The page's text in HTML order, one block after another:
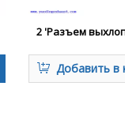
2 'Разъем
трубки с
Добавить в